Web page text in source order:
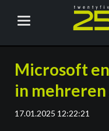
Microsoft
in
17.01.2025 12:22:21